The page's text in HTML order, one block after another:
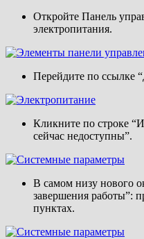
Откройте Панель
электропитания.
Перейдите по ссылке
Кликните по строке
сейчас недоступны”.
В самом низу нового
завершения работы”:
пунктах.